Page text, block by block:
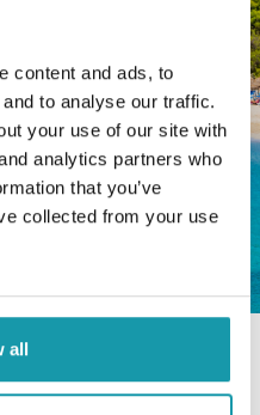
content and ads, to
to analyse our traffic.
your use of our site with
analytics partners who
that you’ve
collected from your use
all